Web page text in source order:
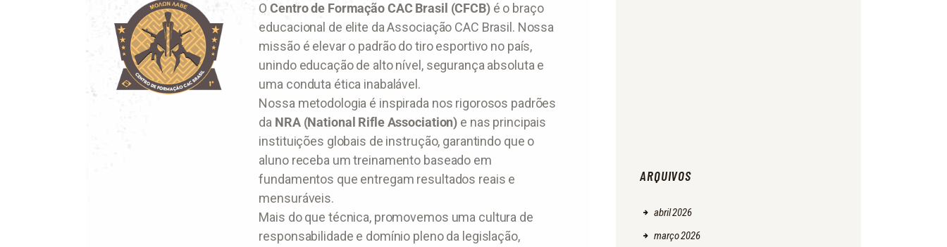
OCentro de Formação CAC Brasil (CFCB)é o braço
educacional de elite da Associação CAC Brasil. Nossa
missão é elevar o padrão do tiro esportivo no país,
unindo educação de alto nível, segurança absoluta e
uma conduta ética inabalável.
Nossa metodologia é inspirada nos rigorosos padrões
da NRA (National Rifle Association) e nas principais
instituições globais de instrução, garantindo que o
aluno receba um treinamento baseado em
fundamentos que entregam resultados reais e
mensuráveis.
Mais do que técnica, promovemos uma cultura de
responsabilidade e domínio pleno da legislação,
ARQUIVOS
abril2026
março2026